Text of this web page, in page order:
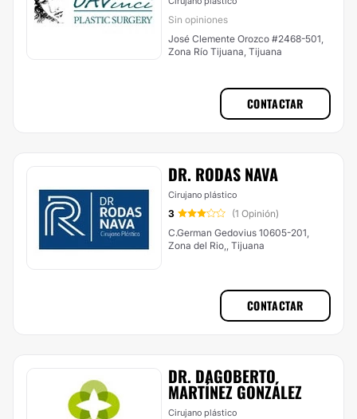
Sin opiniones
José Clemente Orozco #2468-501,
Zona Río Tijuana, Tijuana
CONTACTAR
DR. RODAS NAVA
Cirujano plástico
3
(1 Opinión)
C.German Gedovius 10605-201,
Zona del Rio,, Tijuana
CONTACTAR
DR. DAGOBERTO
MARTÍNEZ GONZÁLEZ
Cirujano plástico